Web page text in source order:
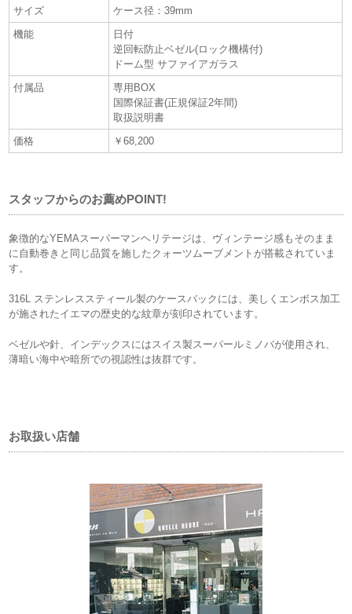
サイズ
ケース径：39mm
機能
日付
逆回転防止ベゼル(ロック機構付)
ドーム型 サファイアガラス
付属品
専用BOX
国際保証書(正規保証2年間)
取扱説明書
価格
￥68,200
スタッフからのお薦めPOINT!
象徴的なYEMAスーパーマンヘリテージは、ヴィンテージ感もそのまま
に自動巻きと同じ品質を施したクォーツムーブメントが搭載されていま
す。
316L ステンレススティール製のケースバックには、美しくエンボス加工
が施されたイエマの歴史的な紋章が刻印されています。
ベゼルや針、インデックスにはスイス製スーパールミノバが使用され、
薄暗い海中や暗所での視認性は抜群です。
お取扱い店舗